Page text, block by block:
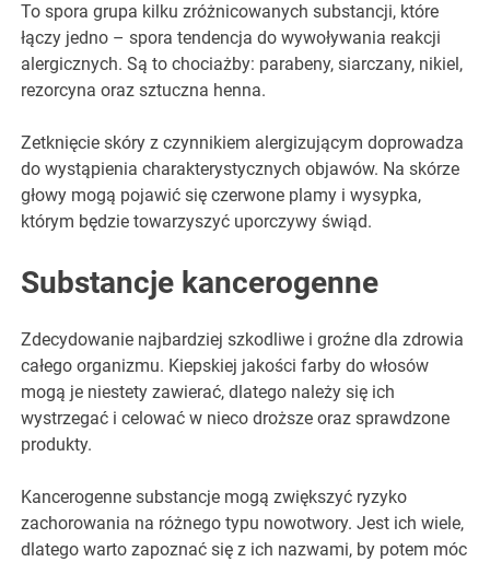
To spora grupa kilku zróżnicowanych substancji, które
łączy jedno – spora tendencja do wywoływania reakcji
alergicznych. Są to chociażby: parabeny, siarczany, nikiel,
rezorcyna oraz sztuczna henna.
Zetknięcie skóry z czynnikiem alergizującym doprowadza
do wystąpienia charakterystycznych objawów. Na skórze
głowy mogą pojawić się czerwone plamy i wysypka,
którym będzie towarzyszyć uporczywy świąd.
Substancje kancerogenne
Zdecydowanie najbardziej szkodliwe i groźne dla zdrowia
całego organizmu. Kiepskiej jakości farby do włosów
mogą je niestety zawierać, dlatego należy się ich
wystrzegać i celować w nieco droższe oraz sprawdzone
produkty.
Kancerogenne substancje mogą zwiększyć ryzyko
zachorowania na różnego typu nowotwory. Jest ich wiele,
dlatego warto zapoznać się z ich nazwami, by potem móc